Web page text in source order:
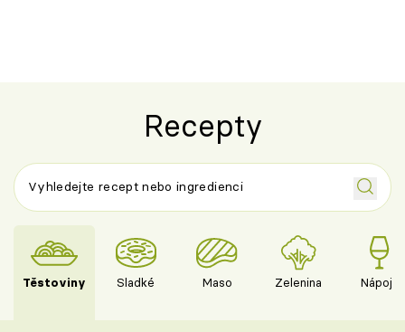
Recepty
Těstoviny Sladké Maso Zelenina Nápoje